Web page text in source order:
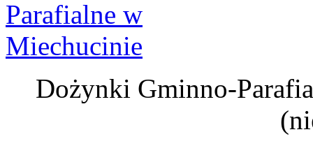
Dożynki Gminno-